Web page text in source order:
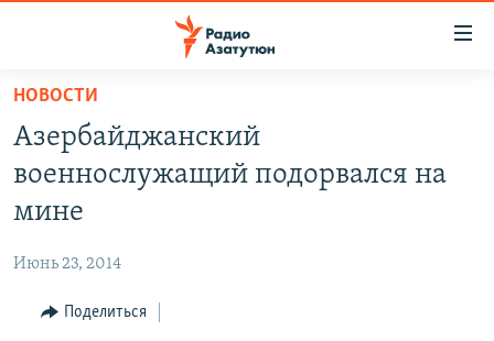
Перейти
основному
содержанию
основной
Перейти
ГЛАВНАЯ
НОВОСТИ
ЭКОНОМИКА
РЕГИОН
НОВОСТИ
Азербайджанский
военнослужащий подорвался на
мине
Июнь 23, 2014
Поделиться